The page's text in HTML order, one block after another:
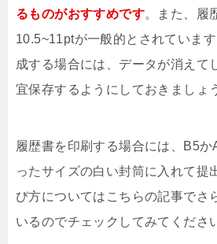
るものがおすすめです。また、履
10.5~11ptが一般的とされていま
成する場合には、データが消えて
宜保存するようにしておきましょ
履歴書を印刷する場合には、B5
ったサイズの白い封筒に入れて提
び方についてはこちらの記事でさ
いるのでチェックしてみてくださ